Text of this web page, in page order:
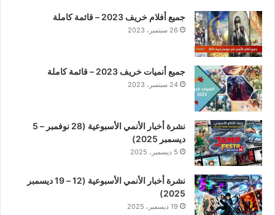
جميع أفلام خريف 2023 – قائمة كاملة
26 سبتمبر، 2023
جميع أنميات خريف 2023 – قائمة كاملة
24 سبتمبر، 2023
نشرة أخبار الأنمي الأسبوعية (28 نوفمبر – 5
ديسمبر 2025)
5 ديسمبر، 2025
نشرة أخبار الأنمي الأسبوعية (12 – 19 ديسمبر
2025)
19 ديسمبر، 2025